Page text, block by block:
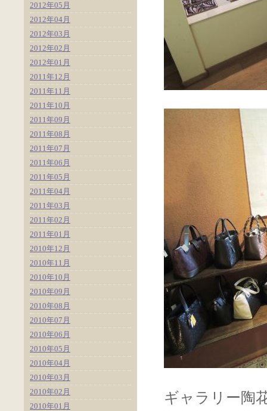
ギャラリー陶
2012年05月
2012年04月
2012年03月
2012年02月
2012年01月
2011年12月
2011年11月
2011年10月
2011年09月
2011年08月
2011年07月
2011年06月
2011年05月
2011年04月
2011年03月
2011年02月
2011年01月
2010年12月
2010年11月
2010年10月
2010年09月
2010年08月
2010年07月
2010年06月
2010年05月
2010年04月
2010年03月
2010年02月
2010年01月